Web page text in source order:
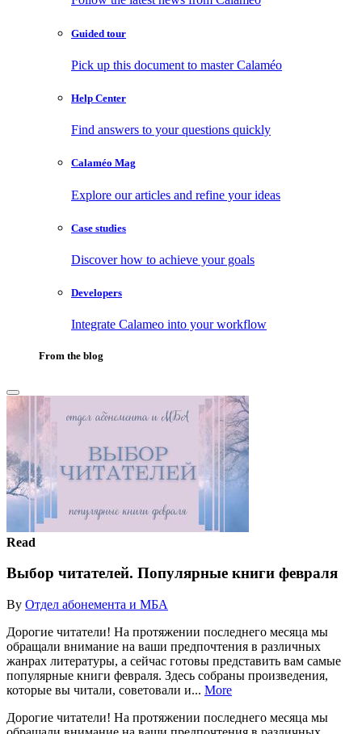
Guided tour
Pick up this document to master Calaméo
Help Center
Find answers to your questions quickly
Calaméo Mag
Explore our articles and refine your ideas
Case studies
Discover how to achieve your goals
Developers
Integrate Calameo into your workflow
From the blog
Read
Выбор читателей. Популярные книги февраля
By Отдел абонемента и МБА
Дорогие читатели! На протяжении последнего месяца мы
обращали внимание на ваши предпочтения в различных
жанрах литературы, а сейчас готовы представить вам самые
популярные книги февраля. Здесь собраны произведения,
которые вы читали, советовали и... More
Дорогие читатели! На протяжении последнего месяца мы